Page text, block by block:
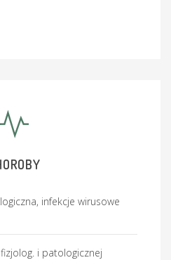
infekcje wirusowe
i patologicznej